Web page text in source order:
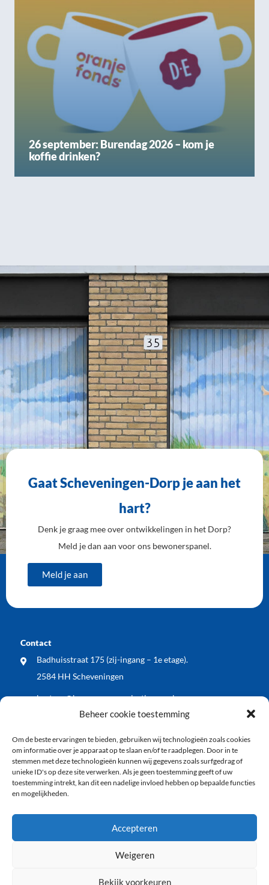
Beheer cookie toestemming
Om de beste ervaringen te bieden, gebruiken wij technologieën zoals cookies
om informatie over je apparaat op te slaan en/of te raadplegen. Door in te
stemmen met deze technologieën kunnen wij gegevens zoals surfgedrag of
unieke ID's op deze site verwerken. Als je geen toestemming geeft of uw
toestemming intrekt, kan dit een nadelige invloed hebben op bepaalde functies
en mogelijkheden.
Accepteren
Weigeren
Bekijk voorkeuren
26 september: Burendag 2026 – kom je
koffie drinken?
Gaat Scheveningen-Dorp je aan het
hart?
Denk je graag mee over ontwikkelingen in het Dorp?
Meld je dan aan voor ons bewonerspanel.
Meld je aan
Contact
Badhuisstraat 175 (zij-ingang – 1e etage).
2584 HH Scheveningen
bestuur@bewonersorganisatiewos.nl
WOS dient zienswijze in op voorontwerp Kop
Keizerstraat: blij met vergroening, wel meer aandacht
voor veiligheid en economische vitaliteit
WOS buurt BBQ: samen de zomer ingeluid!
Vlaggenode aan de jarige vuurtoren tijdens